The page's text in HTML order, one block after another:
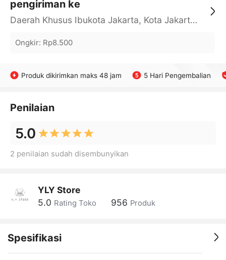
pengiriman ke
Daerah Khusus Ibukota Jakarta, Kota Jakarta Barat, Cengkareng, yy
Ongkir: Rp8.500
Produk dikirimkan maks 48 jam 5 Hari Pengembalian
Penilaian
5.0
2 penilaian sudah disembunyikan
YLY Store
5.0 Rating Toko 956 Produk
Spesifikasi